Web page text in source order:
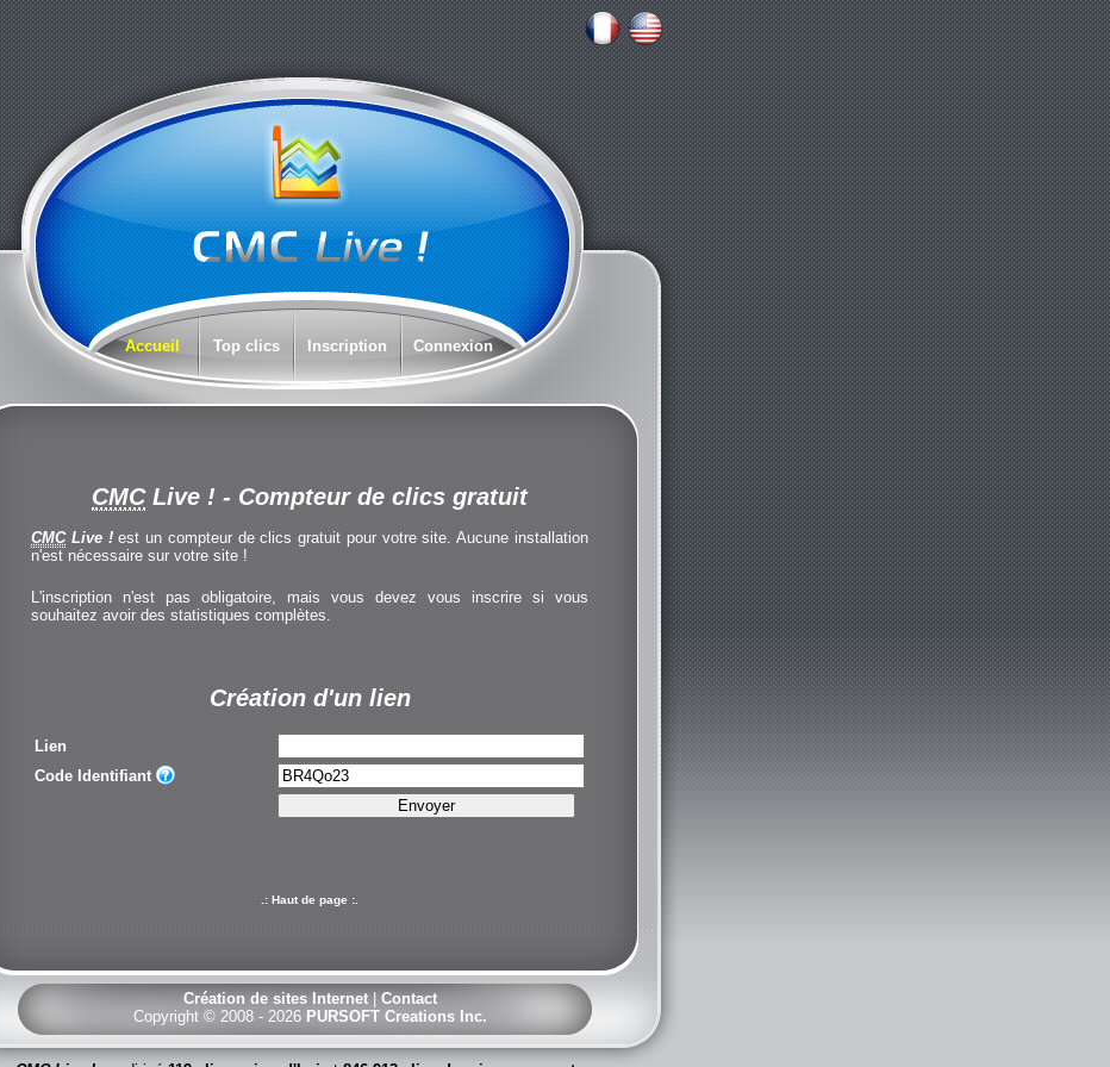
Accueil Top clics Inscription Connexion
CMCLive ! - Compteur de clics gratuit
CMCLive !est un compteur de clics gratuit pour votre site. Aucune installation
n'est nécessaire sur votre site !
L'inscription n'est pas obligatoire, mais vous devez vous inscrire si vous
souhaitez avoir des statistiques complètes.
Création d'un lien
Lien
Code Identifiant
.: Haut de page :.
Création de sites Internet| Contact
Copyright © 2008 - 2026 PURSOFT Creations Inc.